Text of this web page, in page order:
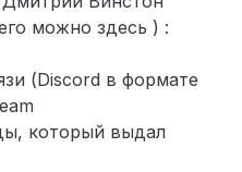
можно здесь ) :
(Discord в формате
который выдал